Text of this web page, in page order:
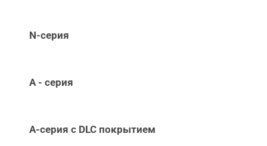
N-серия
А - серия
А-серия c DLC покрытием